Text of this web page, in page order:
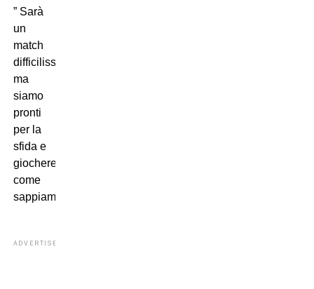
” Sarà
un
match
difficilissimo,
ma
siamo
pronti
per la
sfida e
giocheremo
come
sappiamo”.
ADVERTISEMENT